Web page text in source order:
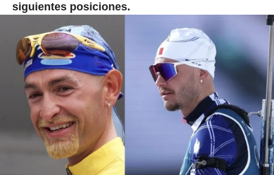
siguientes posiciones.